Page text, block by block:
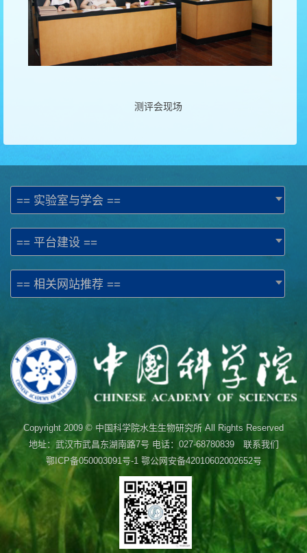
测评会现场
== 实验室与学会 ==
== 平台建设 ==
== 相关网站推荐 ==
Copyright 2009 © 中国科学院水生生物研究所 All Rights Reserved
地址：武汉市武昌东湖南路7号 电话：027-68780839 联系我们
鄂ICP备050003091号-1鄂公网安备42010602002652号